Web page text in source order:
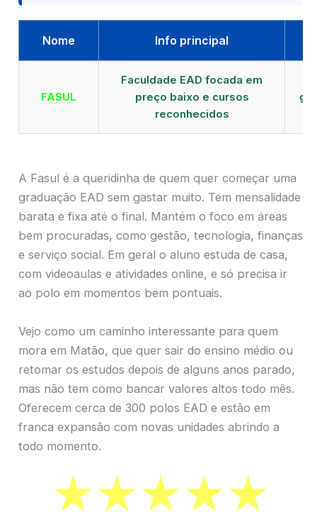
Nome Info principal
FASUL
Faculdade EAD focada em
preço baixo e cursos
reconhecidos
A Fasul é a queridinha de quem quer começar uma
graduação EAD sem gastar muito. Tem mensalidade
barata e fixa até o final. Mantém o foco em áreas
bem procuradas, como gestão, tecnologia, finanças
e serviço social. Em geral o aluno estuda de casa,
com videoaulas e atividades online, e só precisa ir
ao polo em momentos bem pontuais.
Vejo como um caminho interessante para quem
mora em Matão, que quer sair do ensino médio ou
retomar os estudos depois de alguns anos parado,
mas não tem como bancar valores altos todo mês.
Oferecem cerca de 300 polos EAD e estão em
franca expansão com novas unidades abrindo a
todo momento.